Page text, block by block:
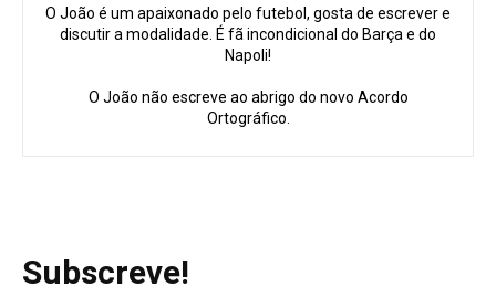
O João é um apaixonado pelo futebol, gosta de escrever e
discutir a modalidade. É fã incondicional do Barça e do
Napoli!
O João não escreve ao abrigo do novo Acordo
Ortográfico.
Subscreve!